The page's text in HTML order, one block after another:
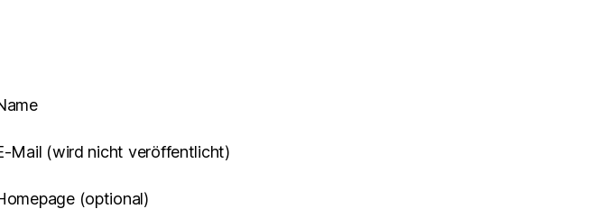
Mail (wird nicht veröffentlicht)
(optional)